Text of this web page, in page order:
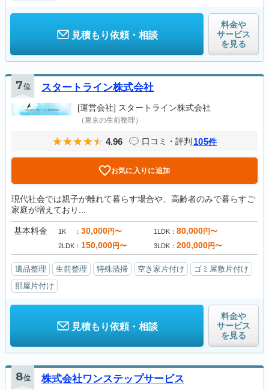
見積もり依頼・相談
料金や
サービス
を見る
7位 スタートライン株式会社
[運営会社] スタートライン株式会社
（東京の生前整理）
4.96 口コミ・評判 105件
お気に入りに追加
現代社会では親子が離れて暮らす場合や、高齢者のみで暮らすご
家庭が増えており...
基本料金 1K 30,000円〜 1LDK 80,000円〜
2LDK 150,000円〜 3LDK 200,000円〜
遺品整理 生前整理 特殊清掃 空き家片付け
ゴミ屋敷片付け
部屋片付け
見積もり依頼・相談
料金や
サービス
を見る
8位 株式会社ワンステップサービス